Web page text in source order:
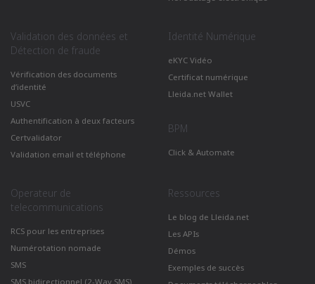
Validation des données et
Détection de fraude
Vérification des documents
d’identité
USVC
Authentification à deux facteurs
Certvalidator
Validation email et téléphone
Identité Numérique
eKYC Vidéo
Certificat numérique
Lleida.net Wallet
BPM
Click & Automate
Operateur de
telecommunications
RCS pour les entreprises
Numérotation nomade
SMS
SMS bidirectionnel (2-Way SMS)
Ressources
Le blog de Lleida.net
Les APIs
Démos
Exemples de succès